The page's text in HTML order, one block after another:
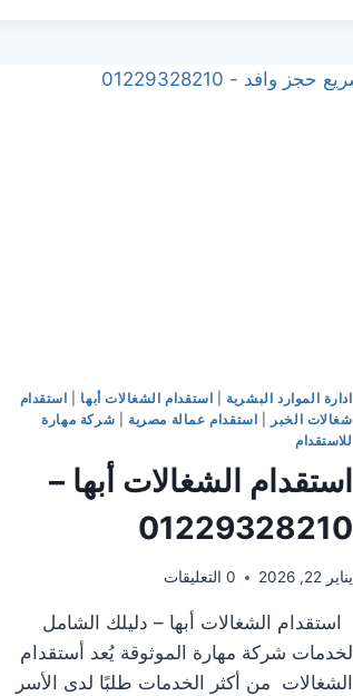
ادارة الموارد البشرية استقدام الشغالات أبها
استقدام
شغالات الخبر
استقدام عمالة مصرية
شركة مهارة
للاستقدام
استقدام الشغالات أبها –
01229328210
يناير 22, 2026 0 التعليقات
استقدام الشغالات أبها – دليلك الشامل
لخدمات شركة مهارة الموثوقة يُعد أستقدام
الشغالات من أكثر الخدمات طلبًا لدى الأسر